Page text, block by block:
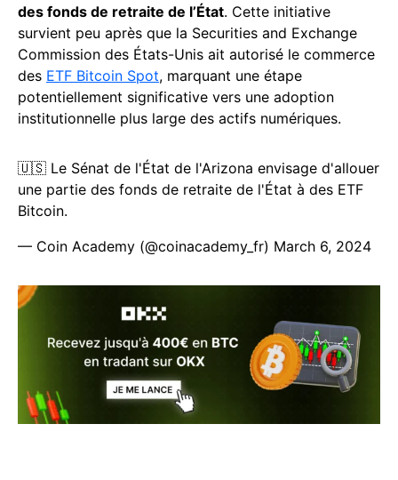
des fonds de retraite de l’État. Cette initiative
survient peu après que la Securities and Exchange
Commission des États-Unis ait autorisé le commerce
des ETF Bitcoin Spot, marquant une étape
potentiellement significative vers une adoption
institutionnelle plus large des actifs numériques.
🇺🇸 Le Sénat de l'État de l'Arizona envisage d'allouer
une partie des fonds de retraite de l'État à des ETF
Bitcoin.
— Coin Academy (@coinacademy_fr) March 6, 2024